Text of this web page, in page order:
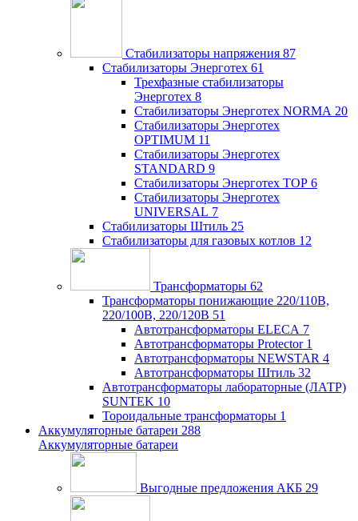
Стабилизаторы напряжения 87
Стабилизаторы Энерготех 61
Трехфазные стабилизаторы
Энерготех 8
Стабилизаторы Энерготех NORMA 20
Стабилизаторы Энерготех
OPTIMUM 11
Стабилизаторы Энерготех
STANDARD 9
Стабилизаторы Энерготех TOP 6
Стабилизаторы Энерготех
UNIVERSAL 7
Стабилизаторы Штиль 25
Стабилизаторы для газовых котлов 12
Трансформаторы 62
Трансформаторы понижающие 220/110В,
220/100В, 220/120В 51
Автотрансформаторы ELECA 7
Автотрансформаторы Protector 1
Автотрансформаторы NEWSTAR 4
Автотрансформаторы Штиль 32
Автотрансформаторы лабораторные (ЛАТР)
SUNTEK 10
Тороидальные трансформаторы 1
Аккумуляторные батареи 288
Аккумуляторные батареи
Выгодные предложения АКБ 29